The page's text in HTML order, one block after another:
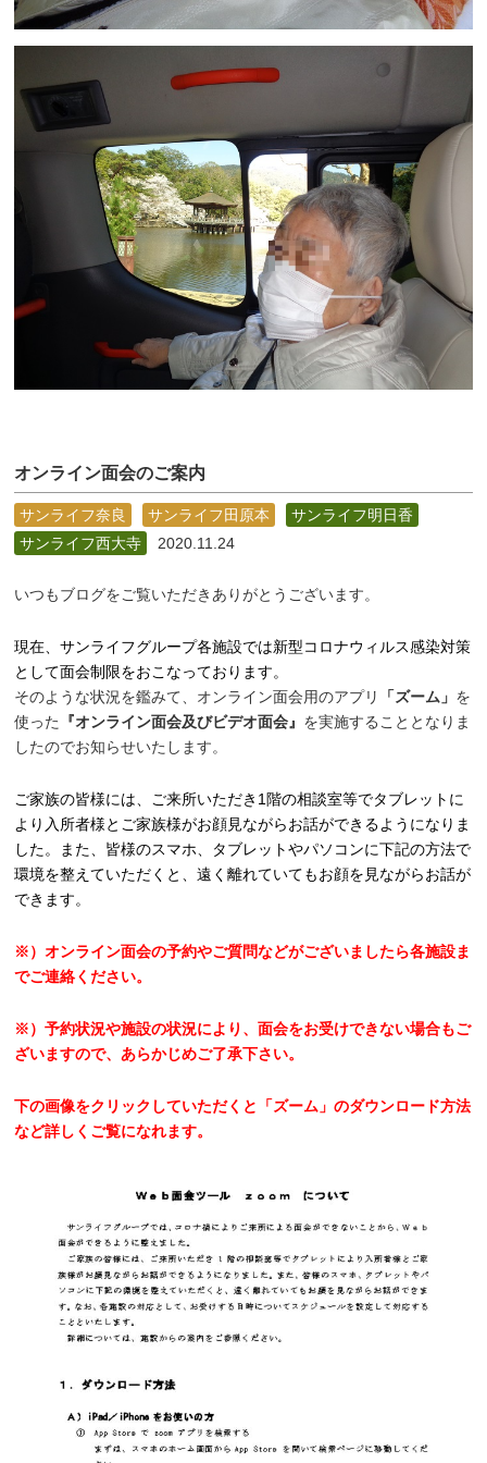
オンライン面会のご案内
サンライフ奈良 サンライフ田原本
サンライフ明日香
サンライフ西大寺
2020.11.24
いつもブログをご覧いただきありがとうございます。
現在、サンライフグループ各施設では新型コロナウィルス感染対策
として面会制限をおこなっております。
そのような状況を鑑みて、オンライン面会用のアプリ
「ズーム」 を
使った
『オンライン面会及びビデオ面会』 を実施することとなりま
したのでお知らせいたします。
ご家族の皆様には、ご来所いただき1階の相談室等でタブレットに
より入所者様とご家族様がお顔見ながらお話ができるようになりま
した。また、皆様のスマホ、タブレットやパソコンに下記の方法で
環境を整えていただくと、遠く離れていてもお顔を見ながらお話が
できます。
※）オンライン面会の予約やご質問などがございましたら各施設ま
でご連絡ください。
※）予約状況や施設の状況により、面会をお受けできない場合もご
ざいますので、あらかじめご了承下さい。
下の画像をクリックしていただくと「ズーム」のダウンロード方法
など詳しくご覧になれます。